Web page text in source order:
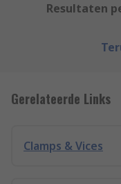
Resultaten
Gerelateerde Links
Clamps & Vices